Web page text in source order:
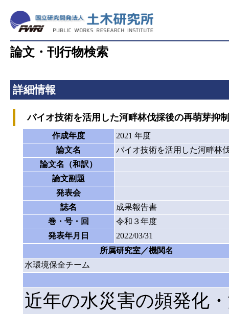
論文・刊行物検索
詳細情報
バイオ技術を活用した河畔林伐採後の再萌芽抑
作成年度
2021 年度
論文名
バイオ技術を活用した河畔林
論文名（和訳）
論文副題
発表会
誌名
成果報告書
巻・号・回
令和３年度
発表年月日
2022/03/31
所属研究室／機関名
水環境保全チーム
近年の水災害の頻発化